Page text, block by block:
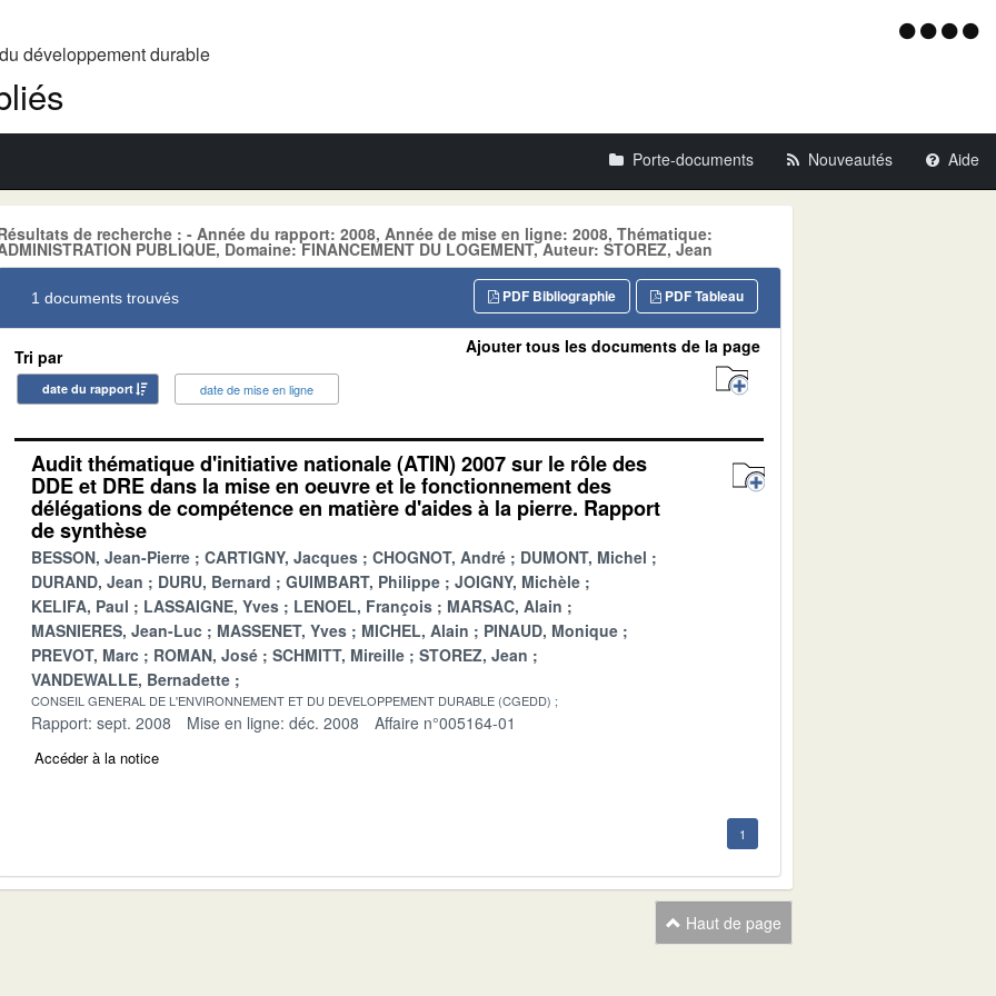
développement durable Menu
Porte-documents Nouveautés Aide
de recherche : - Année du rapport: 2008, Année de mise en ligne: 2008, Thématique:
PUBLIQUE, Domaine: FINANCEMENT DU LOGEMENT, Auteur: STOREZ, Jean
1 documents trouvés PDF Tableau
PDF Bibliographie
Tri par
date du rapport date de mise en ligne
Ajouter tous les documents de la page
Audit thématique d'initiative nationale (ATIN) 2007 sur le rôle des
DDE et DRE dans la mise en oeuvre et le fonctionnement des
délégations de compétence en matière d'aides à la pierre. Rapport
de synthèse
BESSON, Jean-Pierre CARTIGNY, Jacques CHOGNOT, André
DUMONT, Michel
DURAND, Jean
DURU, Bernard GUIMBART, Philippe
JOIGNY, Michèle
KELIFA, Paul
LASSAIGNE, Yves LENOEL, François
MARSAC, Alain
MASNIERES, Jean-Luc
MASSENET, Yves MICHEL, Alain
PINAUD, Monique
PREVOT, Marc
ROMAN, José SCHMITT, Mireille
STOREZ, Jean
VANDEWALLE, Bernadette
CONSEIL GENERAL DE L'ENVIRONNEMENT ET DU DEVELOPPEMENT DURABLE (CGEDD)
Rapport: sept. 2008 Mise en ligne: déc. 2008 Affaire n°005164-01
Accéder à la notice
1
Haut de page